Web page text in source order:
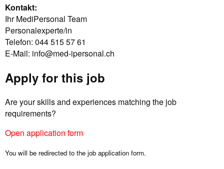
Kontakt:
Ihr MediPersonal Team
Personalexperte/in
Telefon: 044 515 57 61
E-Mail: info@med-ipersonal.ch
Apply for this job
Are your skills and experiences matching the job
requirements?
Open application form
You will be redirected to the job application form.